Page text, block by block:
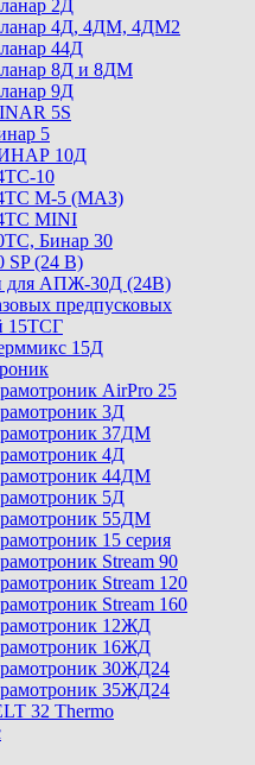
2Д
4Д, 4ДМ, 4ДМ2
44Д
8Д и 8ДМ
9Д
5S
5
10Д
10
М-5 (МАЗ)
MINI
Бинар 30
SP (24 В)
для АПЖ-30Д (24В)
предпусковых
15ТСГ
15Д
AirPro 25
3Д
37ДМ
4Д
44ДМ
5Д
55ДМ
15 серия
Stream 90
Stream 120
Stream 160
12ЖД
16ЖД
30ЖД24
35ЖД24
32 Thermo